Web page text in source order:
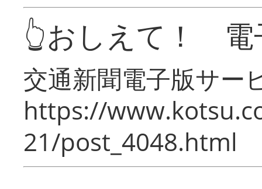
👆おしえて！ 電
交通新聞電子版サー
https://
21/post_4048.html